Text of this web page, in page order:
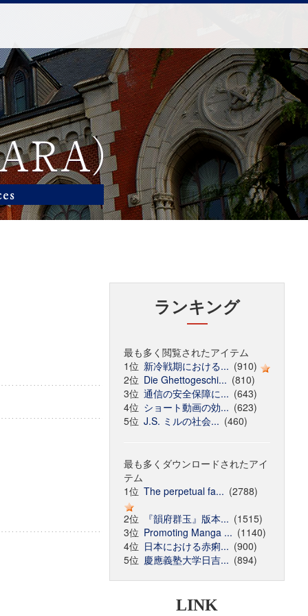
ランキング
最も多く閲覧されたアイテム
1位 新冷戦期における... (910)
2位 Die Ghettogeschi... (810)
3位 通信の安全保障に... (643)
4位 ショート動画の効... (623)
5位 J.S. ミルの社会... (460)
最も多くダウンロードされたアイ
テム
1位 The perpetual fa... (2788)
2位
『韻府群玉』版本... (1515)
3位 Promoting Manga ... (1140)
4位 日本における赤痢... (900)
5位 慶應義塾大学日吉... (894)
LINK